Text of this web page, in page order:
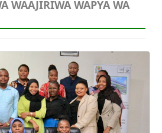
WAAJIRIWA WAPYA WA